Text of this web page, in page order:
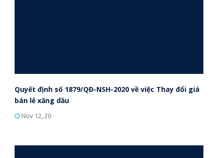
Quyết định số 1879/QĐ-NSH-2020 về việc Thay đổi giá
bán lẻ xăng dầu
Nov 12, 20